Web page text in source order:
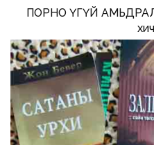
ПОРНО ҮГҮЙ АМЬДРАЛ